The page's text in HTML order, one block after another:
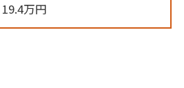
19.4万円